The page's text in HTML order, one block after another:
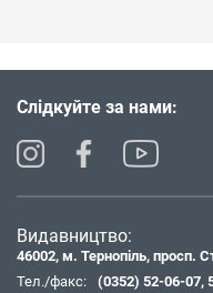
Слідкуйте за нами:
Видавництво:
46002, м. Тернопіль, просп.
Тел./факс:
(0352) 52-06-07,